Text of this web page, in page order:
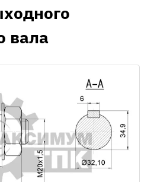
вала